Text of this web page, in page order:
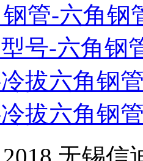
管-六角钢
号-六角钢
拔六角钢
拔六角钢